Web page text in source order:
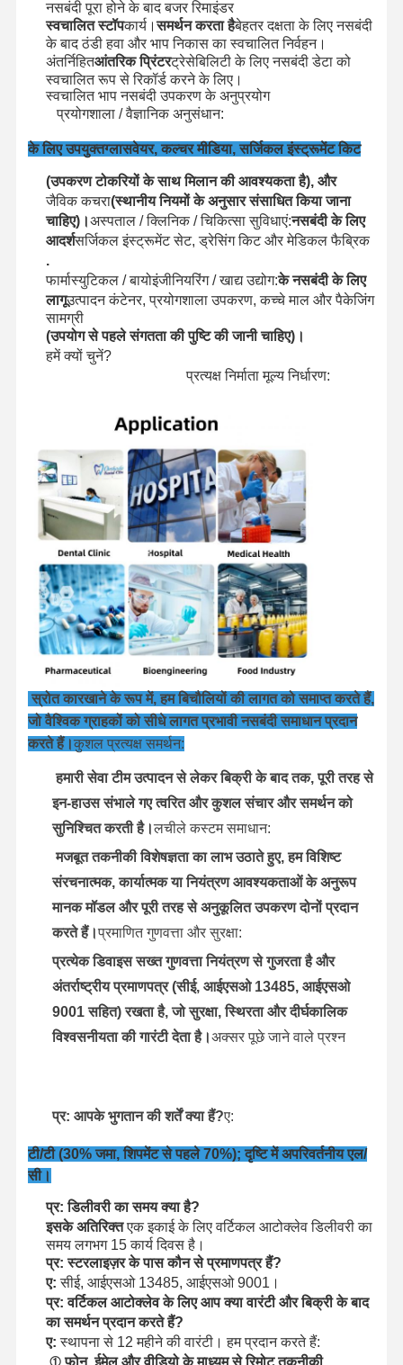
औषधीय नसबंदी
स्वचालित वॉशर डिसइन्फेक्टर
CSSD उपकरण
जल उपचार उपकरण
सूखी कैबिनेट
प्रयोगशाला उपस्कर
नसबंदी पूरा होने के बाद बजर रिमाइंडर
स्वचालित स्टॉपकार्य।समर्थन करता हैबेहतर दक्षता के लिए नसबंदी
के बाद ठंडी हवा और भाप निकास का स्वचालित निर्वहन।
अंतर्निहितआंतरिक प्रिंटरट्रेसेबिलिटी के लिए नसबंदी डेटा को
स्वचालित रूप से रिकॉर्ड करने के लिए।
स्वचालित भाप नसबंदी उपकरण के अनुप्रयोग
प्रयोगशाला / वैज्ञानिक अनुसंधान:
के लिए उपयुक्तग्लासवेयर, कल्चर मीडिया, सर्जिकल इंस्ट्रूमेंट किट
(उपकरण टोकरियों के साथ मिलान की आवश्यकता है), और
जैविक कचरा(स्थानीय नियमों के अनुसार संसाधित किया जाना
चाहिए)।अस्पताल / क्लिनिक / चिकित्सा सुविधाएं:नसबंदी के लिए
आदर्शसर्जिकल इंस्ट्रूमेंट सेट, ड्रेसिंग किट और मेडिकल फैब्रिक
.
फार्मास्युटिकल / बायोइंजीनियरिंग / खाद्य उद्योग:के नसबंदी के लिए
लागूउत्पादन कंटेनर, प्रयोगशाला उपकरण, कच्चे माल और पैकेजिंग
सामग्री
(उपयोग से पहले संगतता की पुष्टि की जानी चाहिए)।
हमें क्यों चुनें?
प्रत्यक्ष निर्माता मूल्य निर्धारण:
स्रोत कारखाने के रूप में, हम बिचौलियों की लागत को समाप्त करते हैं,
जो वैश्विक ग्राहकों को सीधे लागत प्रभावी नसबंदी समाधान प्रदान
करते हैं।कुशल प्रत्यक्ष समर्थन:
हमारी सेवा टीम उत्पादन से लेकर बिक्री के बाद तक, पूरी तरह से
इन-हाउस संभाले गए त्वरित और कुशल संचार और समर्थन को
सुनिश्चित करती है।लचीले कस्टम समाधान:
मजबूत तकनीकी विशेषज्ञता का लाभ उठाते हुए, हम विशिष्ट
संरचनात्मक, कार्यात्मक या नियंत्रण आवश्यकताओं के अनुरूप
मानक मॉडल और पूरी तरह से अनुकूलित उपकरण दोनों प्रदान
करते हैं।प्रमाणित गुणवत्ता और सुरक्षा:
प्रत्येक डिवाइस सख्त गुणवत्ता नियंत्रण से गुजरता है और
अंतर्राष्ट्रीय प्रमाणपत्र (सीई, आईएसओ 13485, आईएसओ
9001 सहित) रखता है, जो सुरक्षा, स्थिरता और दीर्घकालिक
विश्वसनीयता की गारंटी देता है।अक्सर पूछे जाने वाले प्रश्न
प्र: आपके भुगतान की शर्तें क्या हैं?ए:
टी/टी (30% जमा, शिपमेंट से पहले 70%); दृष्टि में अपरिवर्तनीय एल/
सी।
प्र: डिलीवरी का समय क्या है?
इसके अतिरिक्तएक इकाई के लिए वर्टिकल आटोक्लेव डिलीवरी का
समय लगभग 15 कार्य दिवस है।
प्र: स्टरलाइज़र के पास कौन से प्रमाणपत्र हैं?
ए: सीई, आईएसओ 13485, आईएसओ 9001।
प्र: वर्टिकल आटोक्लेव के लिए आप क्या वारंटी और बिक्री के बाद
का समर्थन प्रदान करते हैं?
ए: स्थापना से 12 महीने की वारंटी। हम प्रदान करते हैं: